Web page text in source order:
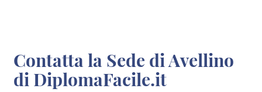
Contatta la Sede di Avellino
di DiplomaFacile.it